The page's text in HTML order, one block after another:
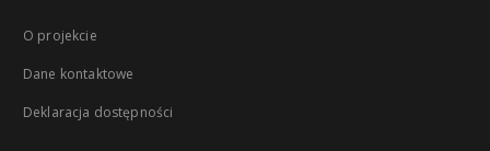
O projekcie
Dane kontaktowe
Deklaracja dostępności